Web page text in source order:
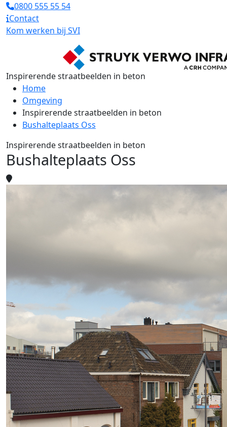
0800 555 55 54
Contact
Kom werken bij SVI
Inspirerende straatbeelden in beton
Home
Omgeving
Inspirerende straatbeelden in beton
Bushalteplaats Oss
Inspirerende straatbeelden in beton
Bushalteplaats Oss